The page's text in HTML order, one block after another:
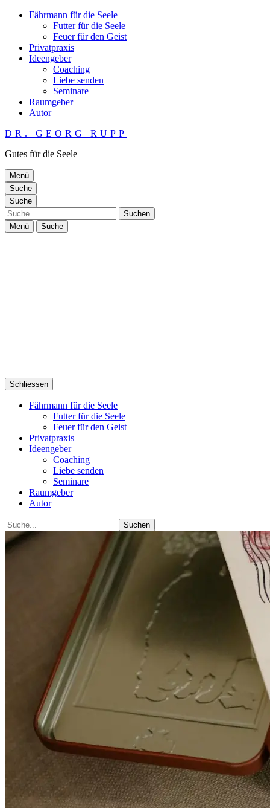
Fährmann für die Seele
Futter für die Seele
Feuer für den Geist
Privatpraxis
Ideengeber
Coaching
Liebe senden
Seminare
Raumgeber
Autor
DR. GEORG RUPP
Gutes für die Seele
Menü
Suche
Suche
Suche
Menü Suche
Schliessen
Fährmann für die Seele
Futter für die Seele
Feuer für den Geist
Privatpraxis
Ideengeber
Coaching
Liebe senden
Seminare
Raumgeber
Autor
Suche